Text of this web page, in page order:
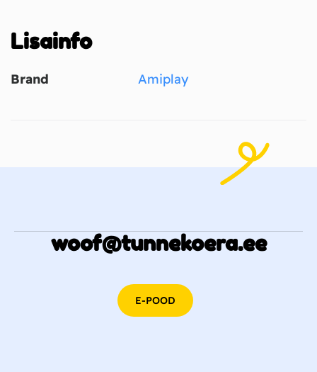
Lisainfo
Brand Amiplay
woof@tunnekoera.ee
E-POOD